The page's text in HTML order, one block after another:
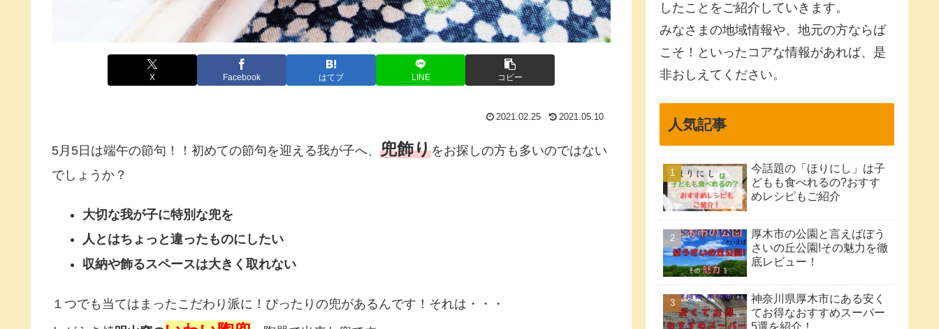
X Facebook はてブ LINE コピー
2021.02.25 2021.05.10
5月5日は端午の節句！！初めての節句を迎える我が子へ、 兜飾りをお探しの方も多いのではない
でしょうか？
大切な我が子に特別な兜を
人とはちょっと違ったものにしたい
収納や飾るスペースは大きく取れない
１つでも当てはまったこだわり派に！ぴったりの兜があるんです！それは・・・
したことをご紹介していきます。
みなさまの地域情報や、地元の方ならば
こそ！といったコアな情報があれば、是
非おしえてください。
人気記事
今話題の「ほりにし」は子
どもも食べれるの?おすす
めレシピもご紹介
厚木市の公園と言えばぼう
さいの丘公園!その魅力を徹
底レビュー！
神奈川県厚木市にある安く
てお得なおすすめスーパー
5選を紹介！